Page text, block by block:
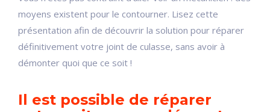
moyens existent pour le contourner. Lisez cette
présentation afin de découvrir la solution pour réparer
définitivement votre joint de culasse, sans avoir à
démonter quoi que ce soit !
Il est possible de réparer